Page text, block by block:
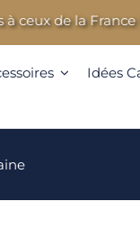
de la France
Idées